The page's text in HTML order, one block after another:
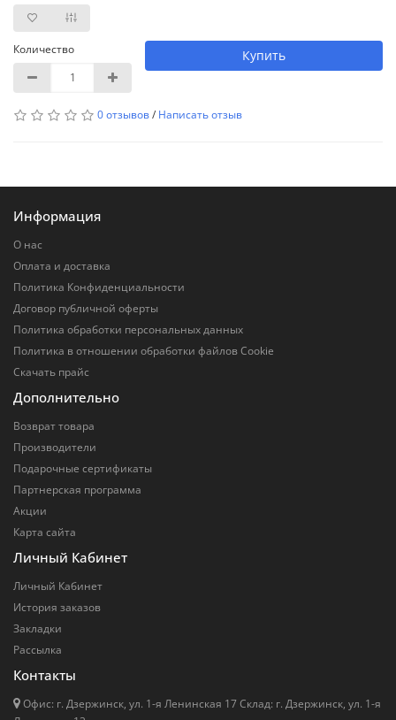
Количество Купить
0 отзывов/ Написать отзыв
Информация
О нас
Оплата и доставка
Политика Конфиденциальности
Договор публичной оферты
Политика обработки персональных данных
Политика в отношении обработки файлов Cookie
Скачать прайс
Дополнительно
Возврат товара
Производители
Подарочные сертификаты
Партнерская программа
Акции
Карта сайта
Личный Кабинет
Личный Кабинет
История заказов
Закладки
Рассылка
Контакты
Офис: г. Дзержинск, ул. 1-я Ленинская 17 Cклад: г. Дзержинск, ул. 1-я